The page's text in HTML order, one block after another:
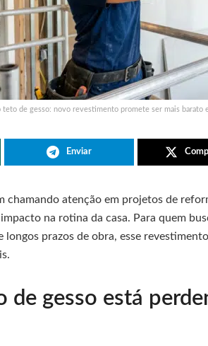
teto de gesso: novo revestimento promete ser mais barato
Enviar
chamando atenção em projetos de
na rotina da casa. Para quem
longos prazos de obra, esse
de gesso está